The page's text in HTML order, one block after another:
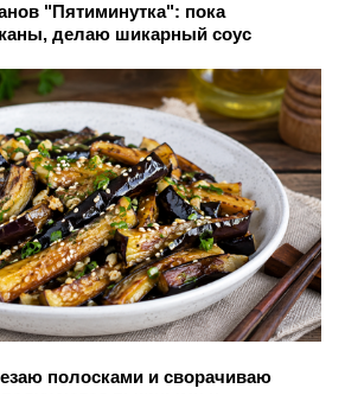
"Пятиминутка": пока
делаю шикарный соус
полосками и сворачиваю